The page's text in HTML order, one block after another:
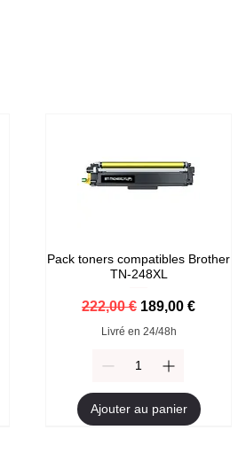
Pack toners compatibles Brother
TN-248XL
Prix original
222,00 € Prix
189,00 €
Livré en 24/48h
Ajouter au panier